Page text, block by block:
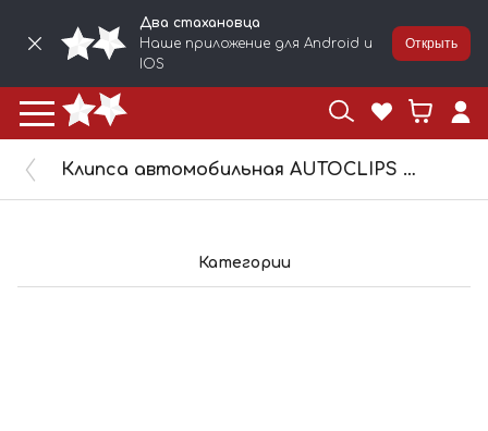
Два стахановца
Наше приложение для Android и
IOS
Открыть
Клипса автомобильная AUTOCLIPS GM, Lexus, Suzuki, Toyota 10371
Категории